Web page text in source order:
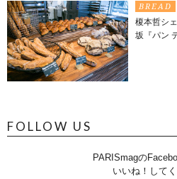
BREAD
榎本哲シ
坂『パン
FOLLOW US
PARISmagの
いいね！して